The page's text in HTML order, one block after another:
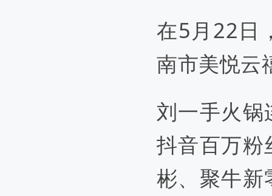
在5月22日
南市美悦云
刘一手火
抖音百万粉
彬、聚牛新